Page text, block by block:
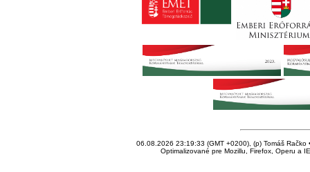
06.08.2026 23:19:33 (GMT +0200), (p) Tomáš Račko
Optimalizované pre Mozillu, Firefox, Operu a